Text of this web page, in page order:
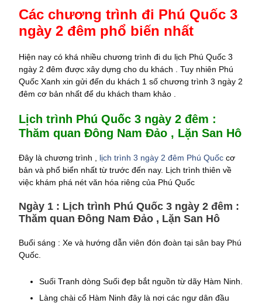
Các chương trình đi Phú Quốc 3
ngày 2 đêm phổ biến nhất
Hiện nay có khá nhiều chương trình đi du lịch Phú Quốc 3
ngày 2 đêm được xây dựng cho du khách . Tuy nhiên Phú
Quốc Xanh xin gửi đến du khách 1 số chương trình 3 ngày 2
đêm cơ bản nhất để du khách tham khảo .
Lịch trình Phú Quốc 3 ngày 2 đêm :
Thăm quan Đông Nam Đảo , Lặn San Hô
Đây là chương trình , lịch trình 3 ngày 2 đêm Phú Quốc cơ
bản và phổ biển nhất từ trước đến nay. Lịch trình thiên về
việc khám phá nét văn hóa riêng của Phú Quốc
Ngày 1 : Lịch trình Phú Quốc 3 ngày 2 đêm :
Thăm quan Đông Nam Đảo , Lặn San Hô
Buổi sáng : Xe và hướng dẫn viên đón đoàn tại sân bay Phú
Quốc.
Suối Tranh dòng Suối đẹp bắt nguồn từ dãy Hàm Ninh.
Làng chài cổ Hàm Ninh đây là nơi các ngư dân đầu